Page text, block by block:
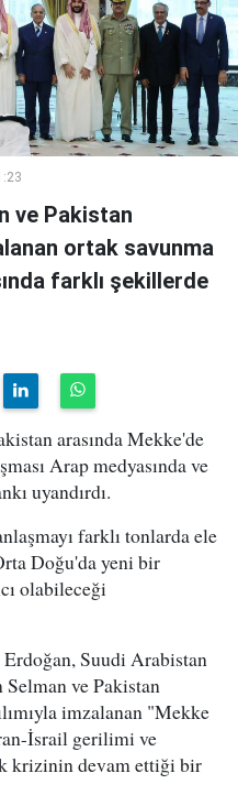
ve Pakistan
ortak savunma
farklı şekillerde
arasında Mekke'de
Arap medyasında ve
uyandırdı.
farklı tonlarda ele
Doğu'da yeni bir
olabileceği
Suudi Arabistan
ve Pakistan
imzalanan "Mekke
İsrail gerilimi ve
krizinin devam ettiği bir